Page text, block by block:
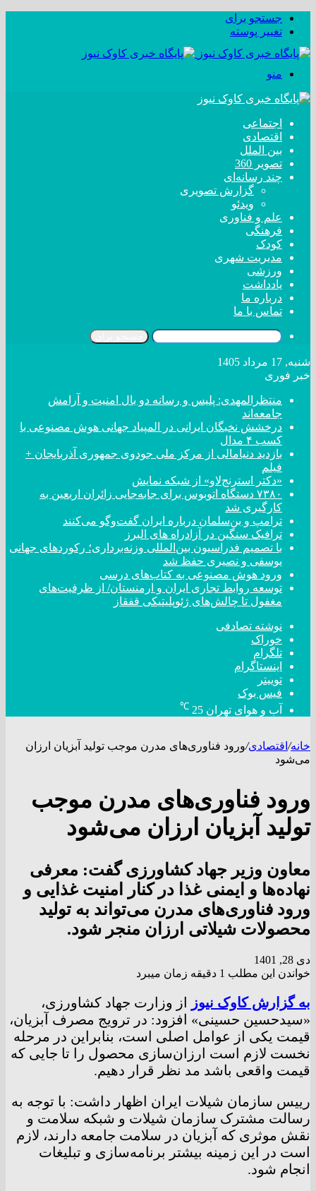
جستجو برای
تغییر پوسته
منو
اجتماعی
اقتصادی
بین الملل
تصویر 360
چند رسانه‌ای
گزارش تصویری
ویدئو
علم و فناوری
فرهنگی
کودک
مدیریت شهری
ورزشی
یادداشت
درباره ما
تماس با ما
شنبه, 17 مرداد 1405
خبر فوری
منتظرالمهدی: پلیس و رسانه دو بال امنیت و آرامش
جامعه‌اند
درخشش نخبگان ایرانی در المپیاد جهانی هوش مصنوعی با
کسب ۴ مدال
بازدید دنیامالی از مرکز ملی جودوی جمهوری آذربایجان +
فیلم
«دکتر استرنج‌لاو» از شبکه نمایش
۷۳۸۰ دستگاه اتوبوس برای جابه‌جایی زائران اربعین به
کارگیری شد
ترامپ و بن‌سلمان درباره ایران گفت‌و‌گو می‌کنند
ترافیک سنگین در آزادراه های البرز
با تصمیم فدراسیون بین‌المللی وزنه‌برداری؛ رکورد‌های جهانی
یوسفی و نصیری حفظ شد
ورود هوش مصنوعی به کتاب‌های درسی
توسعه روابط تجاری ایران و ارمنستان/ از ظرفیت‌های
مغفول تا چالش‌های ژئوپلیتیکی قفقاز
نوشته تصادفی
خوراک
تلگرام
اینستاگرام
توییتر
فیس بوک
آب و هوای تهران 25
℃
خانه/ اقتصادی/ورود فناوری‌های مدرن موجب تولید آبزیان ارزان
می‌شود
ورود فناوری‌های مدرن موجب
تولید آبزیان ارزان می‌شود
معاون وزیر جهاد کشاورزی گفت: معرفی
نهاده‌ها و ایمنی غذا در کنار امنیت غذایی و
ورود فناوری‌های مدرن می‌تواند به تولید
محصولات شیلاتی ارزان منجر شود.
دی 28, 1401
خواندن این مطلب 1 دقیقه زمان میبرد
به گزارش کاوک نیوز
از وزارت جهاد کشاورزی،
«سیدحسین حسینی» افزود: در ترویج مصرف آبزیان،
قیمت یکی از عوامل اصلی است، بنابراین در مرحله
نخست لازم است ارزان‌سازی محصول را تا جایی که
قیمت واقعی باشد مد نظر قرار دهیم.
رییس سازمان شیلات ایران اظهار داشت: با توجه به
رسالت مشترک سازمان شیلات و شبکه سلامت و
نقش موثری که آبزیان در سلامت جامعه دارند، لازم
است در این زمینه بیشتر برنامه‌سازی و تبلیغات
انجام شود.